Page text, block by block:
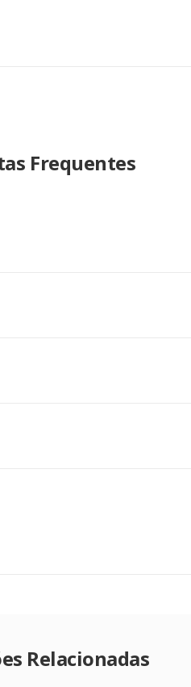
Frequentes
Relacionadas